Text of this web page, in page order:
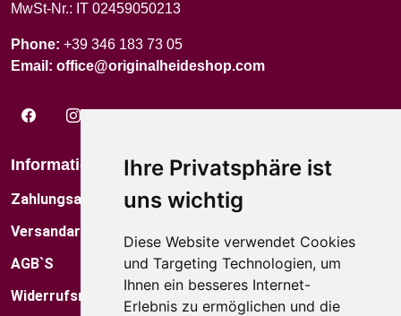
Ihre Privatsphäre ist
uns wichtig
Diese Website verwendet Cookies
und Targeting Technologien, um
Ihnen ein besseres Internet-
Erlebnis zu ermöglichen und die
MwSt-Nr.: IT 02459050213
Phone: +39 346 183 73 05
Email: office@originalheideshop.com
Informationen
Zahlungsarten
Versandarten
AGB`S
Widerrufsrecht
Über Uns
Das Künstlerfamilie
Museum
Factory Shop